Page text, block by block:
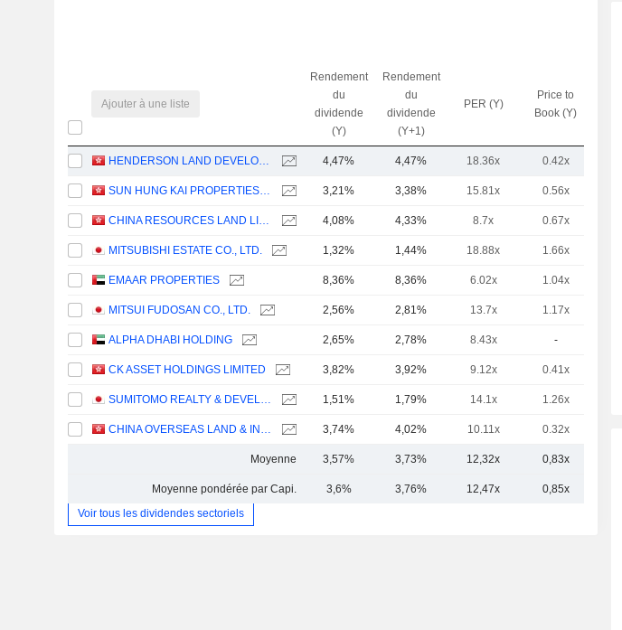
Ajouter à une liste
Rendement
du
dividende
(Y)
Rendement
du
dividende
(Y+1)
PER (Y)
Price to
Book (Y)
HENDERSON LAND DEVELOPMENT COMPANY LIMITED 4,47% 4,47% 18.36x 0.42x
SUN HUNG KAI PROPERTIES LIMITED 3,21% 3,38% 15.81x 0.56x
CHINA RESOURCES LAND LIMITED 4,08% 4,33% 8.7x 0.67x
MITSUBISHI ESTATE CO., LTD. 1,32% 1,44% 18.88x 1.66x
EMAAR PROPERTIES 8,36% 8,36% 6.02x 1.04x
MITSUI FUDOSAN CO., LTD. 2,56% 2,81% 13.7x 1.17x
ALPHA DHABI HOLDING 2,65% 2,78% 8.43x -
CK ASSET HOLDINGS LIMITED 3,82% 3,92% 9.12x 0.41x
SUMITOMO REALTY & DEVELOPMENT CO., LTD. 1,51% 1,79% 14.1x 1.26x
CHINA OVERSEAS LAND & INVESTMENT LIMITED 3,74% 4,02% 10.11x 0.32x
Moyenne 3,57% 3,73% 12,32x 0,83x
Moyenne pondérée par Capi. 3,6% 3,76% 12,47x 0,85x
Voir tous les dividendes sectoriels